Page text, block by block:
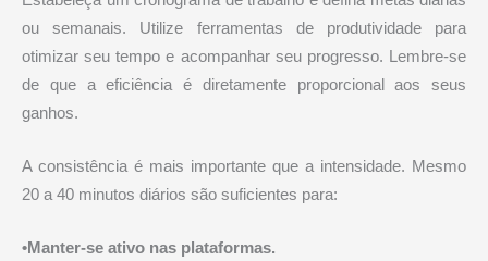
ou semanais. Utilize ferramentas de produtividade para
otimizar seu tempo e acompanhar seu progresso. Lembre-se
de que a eficiência é diretamente proporcional aos seus
ganhos.
A consistência é mais importante que a intensidade. Mesmo
20 a 40 minutos diários são suficientes para:
•Manter-se ativo nas plataformas.